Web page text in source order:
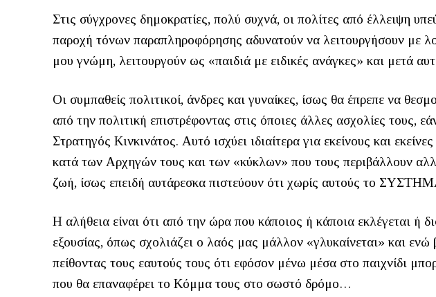
Στις σύγχρονες δημοκρατίες, πολύ συχνά, οι πολίτες από έλλειψη
παροχή τόνων παραπληροφόρησης αδυνατούν να λειτουργήσουν με
μου γνώμη, λειτουργούν ως «παιδιά με ειδικές ανάγκες» και
Οι συμπαθείς πολιτικοί, άνδρες και γυναίκες, ίσως θα έπρεπε να
από την πολιτική επιστρέφοντας στις όποιες άλλες ασχολίες τους,
Στρατηγός Κινκινάτος. Αυτό ισχύει ιδιαίτερα για εκείνους και
κατά των Αρχηγών τους και των «κύκλων» που τους περιβάλλουν
ζωή, ίσως επειδή αυτάρεσκα πιστεύουν ότι χωρίς αυτούς το
Η αλήθεια είναι ότι από την ώρα που κάποιος ή κάποια εκλέγεται ή
εξουσίας, όπως σχολιάζει ο λαός μας μάλλον «γλυκαίνεται» και
πείθοντας τους εαυτούς τους ότι εφόσον μένω μέσα στο παιχνίδι
που θα επαναφέρει το Κόμμα τους στο σωστό δρόμο…